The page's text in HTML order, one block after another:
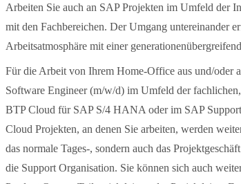
Arbeiten Sie auch an SAP Projekten im Umfeld der
mit den Fachbereichen. Der Umgang untereinander
Arbeitsatmosphäre mit einer
Für die Arbeit von Ihrem Home-Office aus und/oder
Software Engineer (m/w/d) im Umfeld der
BTP Cloud für SAP S/4 HANA oder im SAP
Cloud Projekten, an denen Sie arbeiten, werden
das normale Tages-, sondern auch das
die Support Organisation. Sie können sich auch